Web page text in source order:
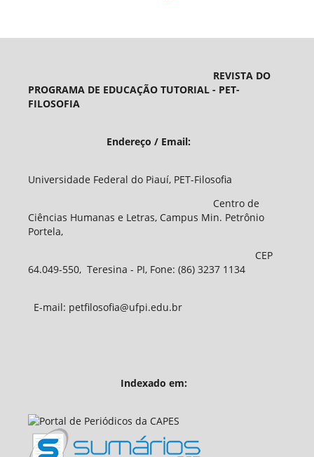
REVISTA DO
PROGRAMA DE EDUCAÇÃO TUTORIAL - PET-
FILOSOFIA
Endereço / Email:
Universidade Federal do Piauí, PET-Filosofia
Centro de
Ciências Humanas e Letras, Campus Min. Petrônio
Portela,
CEP
64.049-550, Teresina - PI, Fone: (86) 3237 1134
E-mail: petfilosofia@ufpi.edu.br
Indexado em: